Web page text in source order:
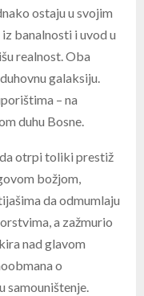
ostaju u svojim
banalnosti i uvod u
realnost. Oba
galaksiju.
– na
duhu Bosne.
da otrpi toliki prestiž
božjom,
da odmumlaju
a zažmurio
nad glavom
o
samouništenje.